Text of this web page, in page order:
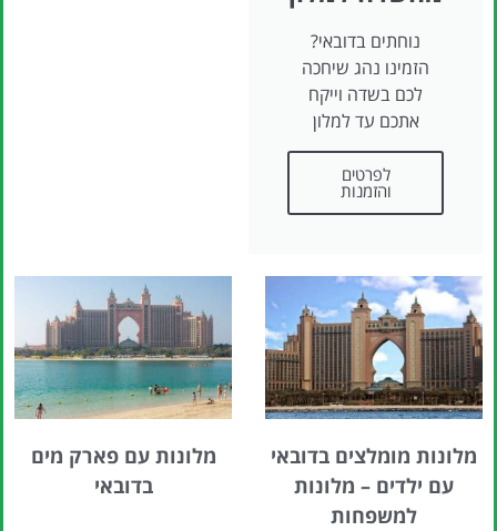
נוחתים בדובאי?
הזמינו נהג שיחכה
לכם בשדה וייקח
אתכם עד למלון
לפרטים
והזמנות
מלונות מומלצים בדובאי
עם ילדים – מלונות
למשפחות
מלונות עם פארק מים
בדובאי